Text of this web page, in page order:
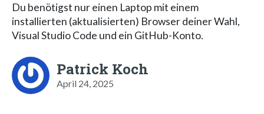
Du benötigst nur einen Laptop mit einem
installierten (aktualisierten) Browser deiner Wahl,
Visual Studio Code und ein GitHub-Konto.
Patrick Koch
April 24, 2025